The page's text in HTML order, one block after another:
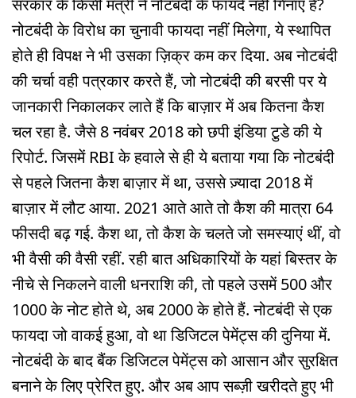
सरकार के किसी मंत्री ने नोटबंदी के फायदे नहीं गिनाए हैं?
नोटबंदी के विरोध का चुनावी फायदा नहीं मिलेगा, ये स्थापित
होते ही विपक्ष ने भी उसका ज़िक्र कम कर दिया. अब नोटबंदी
की चर्चा वही पत्रकार करते हैं, जो नोटबंदी की बरसी पर ये
जानकारी निकालकर लाते हैं कि बाज़ार में अब कितना कैश
चल रहा है. जैसे 8 नवंबर 2018 को छपी इंडिया टु़डे की ये
रिपोर्ट. जिसमें RBI के हवाले से ही ये बताया गया कि नोटबंदी
से पहले जितना कैश बाज़ार में था, उससे ज़्यादा 2018 में
बाज़ार में लौट आया. 2021 आते आते तो कैश की मात्रा 64
फीसदी बढ़ गई. कैश था, तो कैश के चलते जो समस्याएं थीं, वो
भी वैसी की वैसी रहीं. रही बात अधिकारियों के यहां बिस्तर के
नीचे से निकलने वाली धनराशि की, तो पहले उसमें 500 और
1000 के नोट होते थे, अब 2000 के होते हैं. नोटबंदी से एक
फायदा जो वाकई हुआ, वो था डिजिटल पेमेंट्स की दुनिया में.
नोटबंदी के बाद बैंक डिजिटल पेमेंट्स को आसान और सुरक्षित
बनाने के लिए प्रेरित हुए. और अब आप सब्ज़ी खरीदते हुए भी